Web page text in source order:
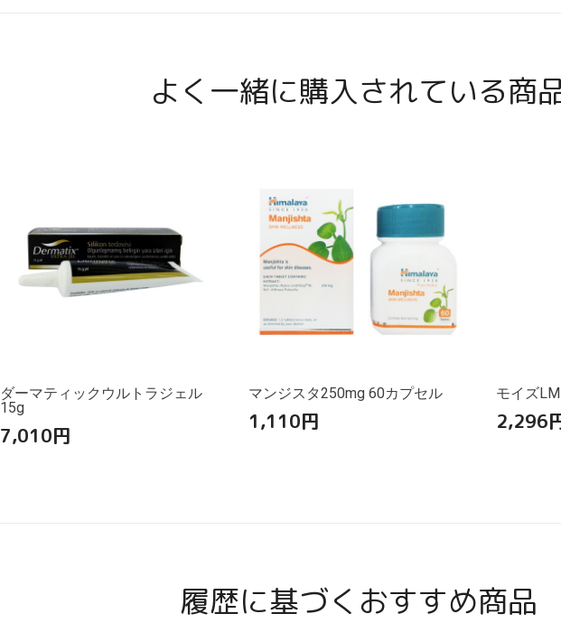
よく一緒に購入されている商
ダーマティックウルトラジェル
15g
7,010円
マンジスタ250mg 60カプセル
1,110円
モイズ
2,296
履歴に基づくおすすめ商品